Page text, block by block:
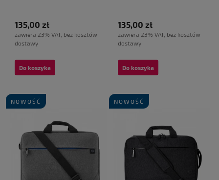
135,00 zł
zawiera 23% VAT, bez kosztów
dostawy
Do koszyka
135,00 zł
zawiera 23% VAT, bez kosztów
dostawy
Do koszyka
NOWOŚĆ NOWOŚĆ